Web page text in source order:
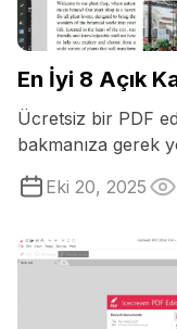
En İyi 8 Açık
Ücretsiz bir PDF
bakmanıza gerek
en iyi 8 açık
Eki 20, 2025